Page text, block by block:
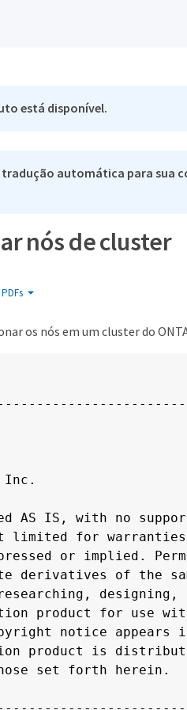
está disponível.
automática para sua
nós de cluster
PDFs
os nós em um cluster do
Inc.
AS IS, with no
limited for
or implied.
derivatives of the
designing,
product for use
notice appears
product is
set forth herein.